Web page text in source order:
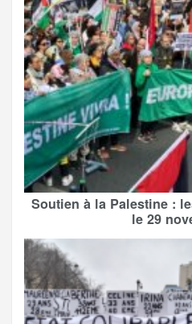
Soutien à la Palestine :
le 29